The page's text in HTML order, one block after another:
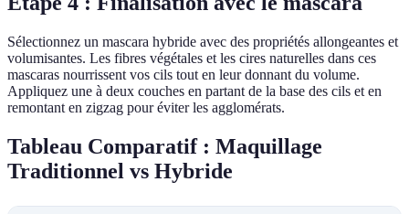
Sélectionnez un mascara hybride avec des propriétés allongeantes et
volumisantes. Les fibres végétales et les cires naturelles dans ces
mascaras nourrissent vos cils tout en leur donnant du volume.
Appliquez une à deux couches en partant de la base des cils et en
remontant en zigzag pour éviter les agglomérats.
Tableau Comparatif : Maquillage
Traditionnel vs Hybride